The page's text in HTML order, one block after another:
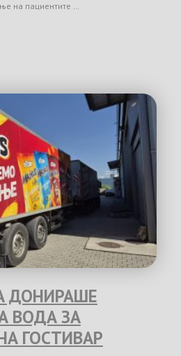
на пациентите …
ДОНИРАШЕ
ВОДА ЗА
ГОСТИВАР